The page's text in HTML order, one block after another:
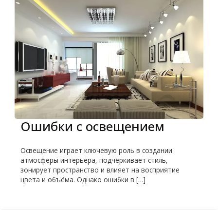
Ошибки с освещением
Освещение играет ключевую роль в создании
атмосферы интерьера, подчёркивает стиль,
зонирует пространство и влияет на восприятие
цвета и объёма. Однако ошибки в […]